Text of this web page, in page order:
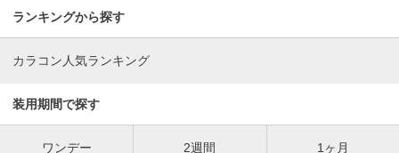
ランキングから探す
カラコン人気ランキング
装用期間で探す
ワンデー 2週間 1ヶ月